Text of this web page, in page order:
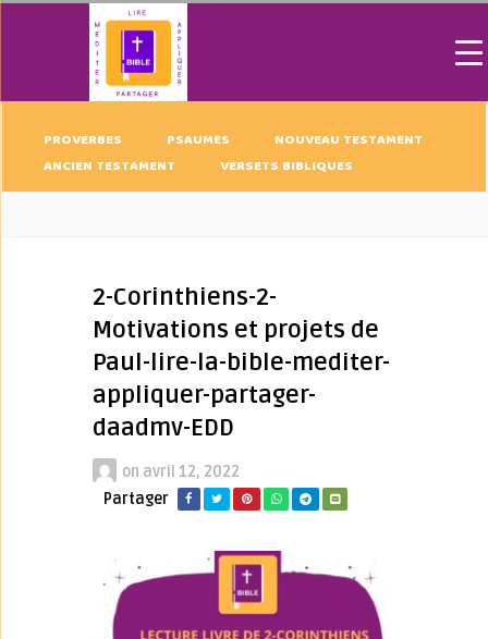
PROVERBES PSAUMES
NOUVEAU TESTAMENT
ANCIEN TESTAMENT
VERSETS BIBLIQUES
2-Corinthiens-2-
Motivations et projets de
Paul-lire-la-bible-mediter-
appliquer-partager-
daadmv-EDD
on avril 12, 2022
Partager